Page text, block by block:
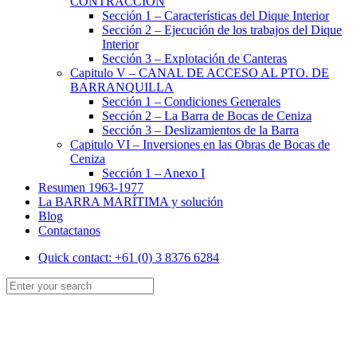
Sección 1 – Características del Dique Interior
Sección 2 – Ejecución de los trabajos del Dique
Interior
Sección 3 – Explotación de Canteras
Capitulo V – CANAL DE ACCESO AL PTO. DE
BARRANQUILLA
Sección 1 – Condiciones Generales
Sección 2 – La Barra de Bocas de Ceniza
Sección 3 – Deslizamientos de la Barra
Capitulo VI – Inversiones en las Obras de Bocas de
Ceniza
Sección 1 – Anexo I
Resumen 1963-1977
La BARRA MARÍTIMA y solución
Blog
Contactanos
Quick contact: +61 (0) 3 8376 6284